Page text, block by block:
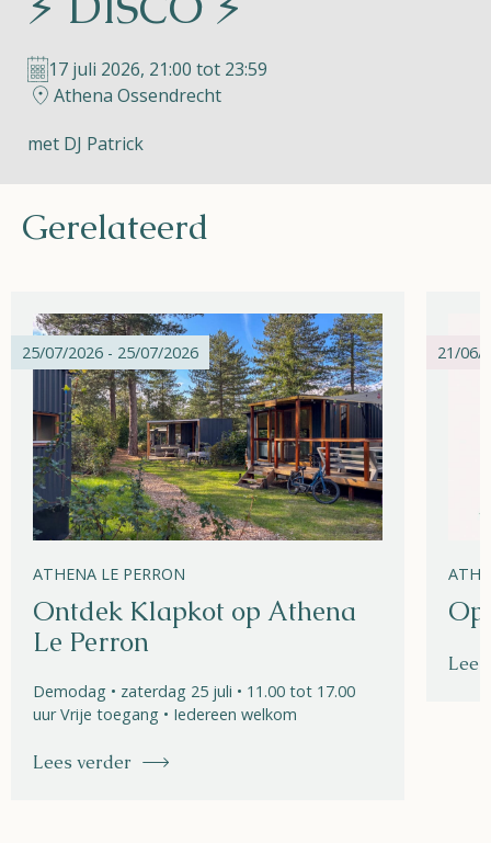
Apple App Store
Android Play Store
17 juli 2026, 21:00 tot 23:59
Athena Ossendrecht
met DJ Patrick
Gerelateerd
25/07/2026 - 25/07/2026
ATHENA LE PERRON
Ontdek Klapkot op Athena
Le Perron
Demodag • zaterdag 25 juli • 11.00 tot 17.00
uur Vrije toegang • Iedereen welkom
Lees verder
21/06/